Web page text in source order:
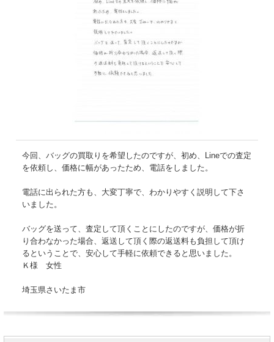
今回、バッグの買取りを希望したのですが、初め、Lineでの査定
を依頼し、価格に幅があったため、電話をしました。
電話に出られた方も、大変丁寧で、わかりやすく説明して下さ
いました。
バッグを送って、査定して頂くことにしたのですが、価格が折
り合わなかった場合、返送して頂く際の返送料も負担して頂け
るということで、安心して手軽に依頼できると思いました。
Ｋ様 女性
埼玉県さいたま市